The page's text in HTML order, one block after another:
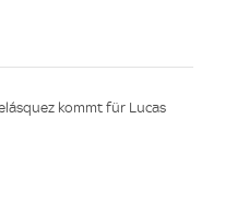
kommt für Lucas